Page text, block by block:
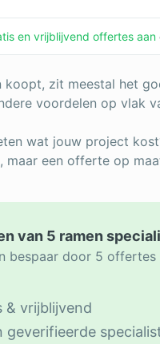
en vrijblijvend offertes aan
koopt, zit meestal het
voordelen op vlak
wat jouw project
maar een offerte op
van 5 ramen
bespaar door 5
& vrijblijvend
geverifieerde